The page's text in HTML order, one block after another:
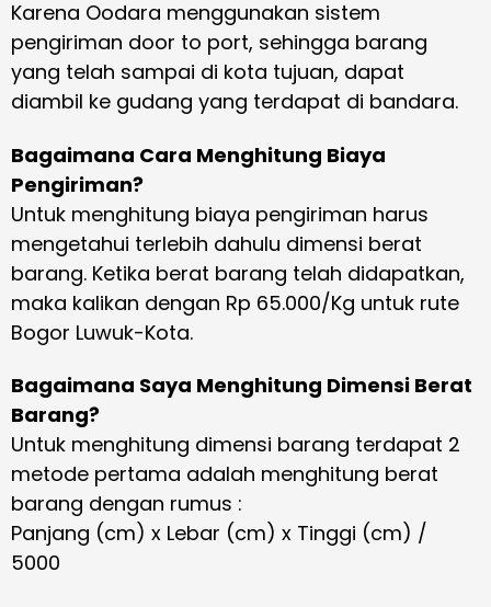
Karena Oodara menggunakan sistem
pengiriman door to port, sehingga barang
yang telah sampai di kota tujuan, dapat
diambil ke gudang yang terdapat di bandara.
Bagaimana Cara Menghitung Biaya
Pengiriman?
Untuk menghitung biaya pengiriman harus
mengetahui terlebih dahulu dimensi berat
barang. Ketika berat barang telah didapatkan,
maka kalikan dengan Rp 65.000/Kg untuk rute
Bogor Luwuk-Kota.
Bagaimana Saya Menghitung Dimensi Berat
Barang?
Untuk menghitung dimensi barang terdapat 2
metode pertama adalah menghitung berat
barang dengan rumus :
Panjang (cm) x Lebar (cm) x Tinggi (cm) /
5000